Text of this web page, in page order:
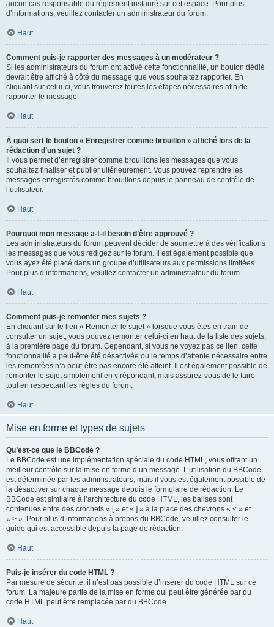
aucun cas responsable du règlement instauré sur cet espace. Pour plus
d’informations, veuillez contacter un administrateur du forum.
Haut
Comment puis-je rapporter des messages à un modérateur ?
Si les administrateurs du forum ont activé cette fonctionnalité, un bouton dédié
devrait être affiché à côté du message que vous souhaitez rapporter. En
cliquant sur celui-ci, vous trouverez toutes les étapes nécessaires afin de
rapporter le message.
Haut
À quoi sert le bouton « Enregistrer comme brouillon » affiché lors de la
rédaction d’un sujet ?
Il vous permet d’enregistrer comme brouillons les messages que vous
souhaitez finaliser et publier ultérieurement. Vous pouvez reprendre les
messages enregistrés comme brouillons depuis le panneau de contrôle de
l’utilisateur.
Haut
Pourquoi mon message a-t-il besoin d’être approuvé ?
Les administrateurs du forum peuvent décider de soumettre à des vérifications
les messages que vous rédigez sur le forum. Il est également possible que
vous ayez été placé dans un groupe d’utilisateurs aux permissions limitées.
Pour plus d’informations, veuillez contacter un administrateur du forum.
Haut
Comment puis-je remonter mes sujets ?
En cliquant sur le lien « Remonter le sujet » lorsque vous êtes en train de
consulter un sujet, vous pouvez remonter celui-ci en haut de la liste des sujets,
à la première page du forum. Cependant, si vous ne voyez pas ce lien, cette
fonctionnalité a peut-être été désactivée ou le temps d’attente nécessaire entre
les remontées n’a peut-être pas encore été atteint. Il est également possible de
remonter le sujet simplement en y répondant, mais assurez-vous de le faire
tout en respectant les règles du forum.
Haut
Mise en forme et types de sujets
Qu’est-ce que le BBCode ?
Le BBCode est une implémentation spéciale du code HTML, vous offrant un
meilleur contrôle sur la mise en forme d’un message. L’utilisation du BBCode
est déterminée par les administrateurs, mais il vous est également possible de
la désactiver sur chaque message depuis le formulaire de rédaction. Le
BBCode est similaire à l’architecture du code HTML, les balises sont
contenues entre des crochets « [ » et « ] » à la place des chevrons « < » et
« > ». Pour plus d’informations à propos du BBCode, veuillez consulter le
guide qui est accessible depuis la page de rédaction.
Haut
Puis-je insérer du code HTML ?
Par mesure de sécurité, il n’est pas possible d’insérer du code HTML sur ce
forum. La majeure partie de la mise en forme qui peut être générée par du
code HTML peut être remplacée par du BBCode.
Haut